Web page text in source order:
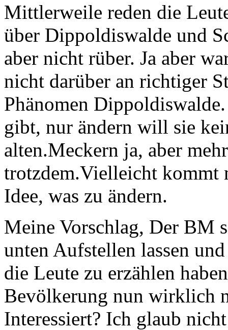
Mittlerweile reden die
über Dippoldiswalde und
aber nicht rüber. Ja aber
nicht darüber an richtiger
Phänomen
gibt, nur ändern will sie
alten.Meckern ja, aber
trotzdem.Vielleicht kommt
Idee, was zu ändern.
Meine Vorschlag, Der BM
unten Aufstellen lassen
die Leute zu erzählen
Bevölkerung nun wirklich
Interessiert? Ich glaub